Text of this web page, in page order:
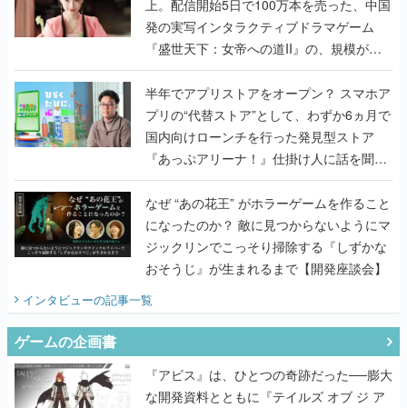
上。配信開始5日で100万本を売った、中国
発の実写インタラクティブドラマゲーム
『盛世天下：女帝への道II』の、規模が違
うこだわりをプロデューサーに聞いた
半年でアプリストアをオープン？ スマホア
プリの“代替ストア”として、わずか6ヵ月で
国内向けローンチを行った発見型ストア
『あっぷアリーナ！』仕掛け人に話を聞い
てみた
なぜ “あの花王” がホラーゲームを作ること
になったのか？ 敵に見つからないようにマ
ジックリンでこっそり掃除する『しずかな
おそうじ』が生まれるまで【開発座談会】
インタビューの記事一覧
ゲームの企画書
『アビス』は、ひとつの奇跡だった──膨大
な開発資料とともに『テイルズ オブ ジ ア